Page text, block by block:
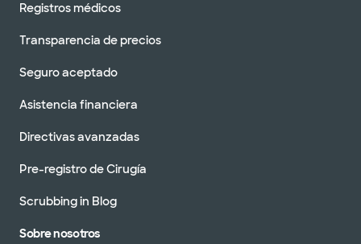
Registros médicos
Transparencia de precios
Seguro aceptado
Asistencia financiera
Directivas avanzadas
Pre-registro de Cirugía
Scrubbing in Blog
Sobre nosotros